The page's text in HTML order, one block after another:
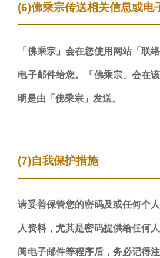
(6)佛乘宗传送相关信息或电
「佛乘宗」会在您使用网站「联
电子邮件给您。「佛乘宗」会在
明是由「佛乘宗」发送。
(7)自我保护措施
请妥善保管您的密码及或任何个
人资料，尤其是密码提供给任何
阅电子邮件等程序后，务必记得